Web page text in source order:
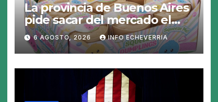
La provincia de Buenos Aires
pide sacar del mercado el
«Squeezy Dumpling», un
juguete «tóxico»
6 AGOSTO, 2026 INFO ECHEVERRIA